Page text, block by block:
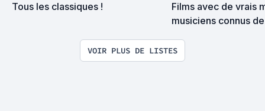
Tous les classiques !
Films avec de vrais
musiciens connus
VOIR PLUS DE LISTES